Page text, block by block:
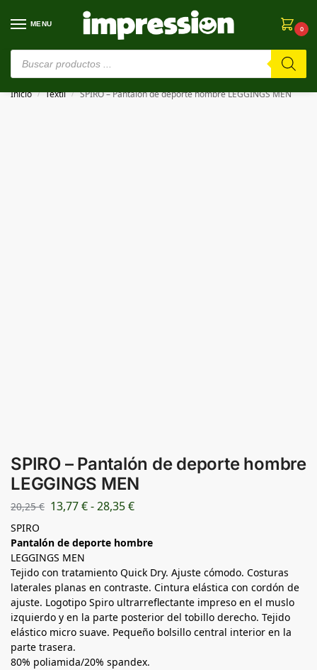
MENU
0
⚠️ Estamos en pruebas. Si algo falla, ¡Perdón!⚠️
Inicio / Textil / SPIRO – Pantalón de deporte hombre LEGGINGS MEN
SPIRO – Pantalón de deporte hombre
LEGGINGS MEN
20,25€ 13,77€-28,35€
SPIRO
Pantalón de deporte hombre
LEGGINGS MEN
Tejido con tratamiento Quick Dry. Ajuste cómodo. Costuras
laterales planas en contraste. Cintura elástica con cordón de
ajuste. Logotipo Spiro ultrarreflectante impreso en el muslo
izquierdo y en la parte posterior del tobillo derecho. Tejido
elástico micro suave. Pequeño bolsillo central interior en la
parte trasera.
80% poliamida/20% spandex.